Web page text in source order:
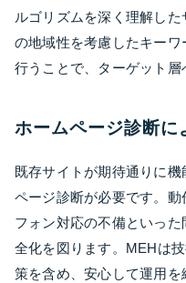
ルゴリズムを深く理解し
の地域性を考慮したキー
行うことで、ターゲット層
ホームページ診断に
既存サイトが期待通りに
ページ診断が必要です。
フォン対応の不備といっ
全化を図ります。MEHは
策を含め、安心して運用を